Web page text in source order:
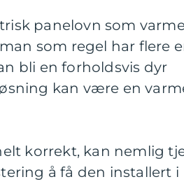
panelovn som
som regel har flere
bli en forholdsvis dyr
kan være en
korrekt, kan nemlig
å få den installert i